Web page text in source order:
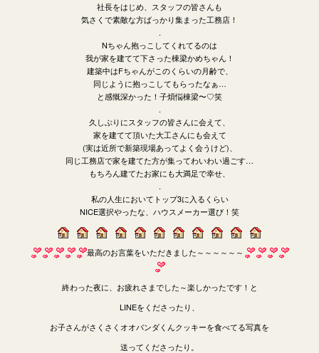
社長をはじめ、スタッフの皆さんも
気さくで素敵な方ばっかり集まった工務店！
.
Nちゃん抱っこしてくれてるのは
我が家を建てて下さった棟梁かめちゃん！
建築中はFちゃんがこのくらいの月齢で、
同じように抱っこしてもらったなぁ…
と感慨深かった！子煩悩棟梁〜♡笑
.
久しぶりにスタッフの皆さんに会えて、
家を建てて頂いた大工さんにも会えて
(実は近所で新築現場あってよく会うけど)、
同じ工務店で家を建てた方が集ってわいわい過ごす…
もちろん建てたお家にも大満足で幸せ、
.
私の人生においてトップ3に入るくらい
NICE選択やったな、ハウスメーカー選び！笑
最高のお言葉をいただきました～～～～～～
終わった夜に、お疲れさまでした～楽しかったです！と
LINEをくださったり、
お子さんがさくさくオオバンダくんクッキーを食べてる写真を
送ってくださったり。